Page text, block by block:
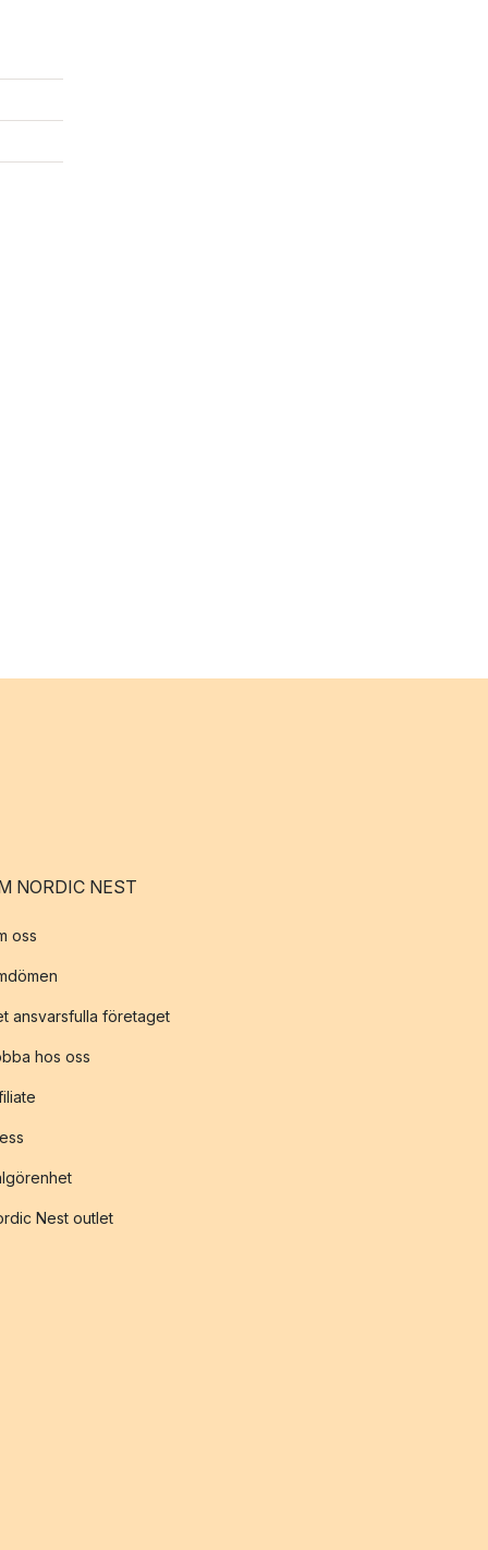
NORDIC NEST
oss
ansvarsfulla företaget
hos oss
Nest outlet